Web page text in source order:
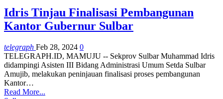
Idris Tinjau Finalisasi Pembangunan
Kantor Gubernur Sulbar
telegraph Feb 28, 2024 0
TELEGRAPH.ID, MAMUJU -- Sekprov Sulbar Muhammad Idris
didampingi Asisten III Bidang Administrasi Umum Setda Sulbar
Amujib, melakukan peninjauan finalisasi proses pembangunan
Kantor…
Read More...